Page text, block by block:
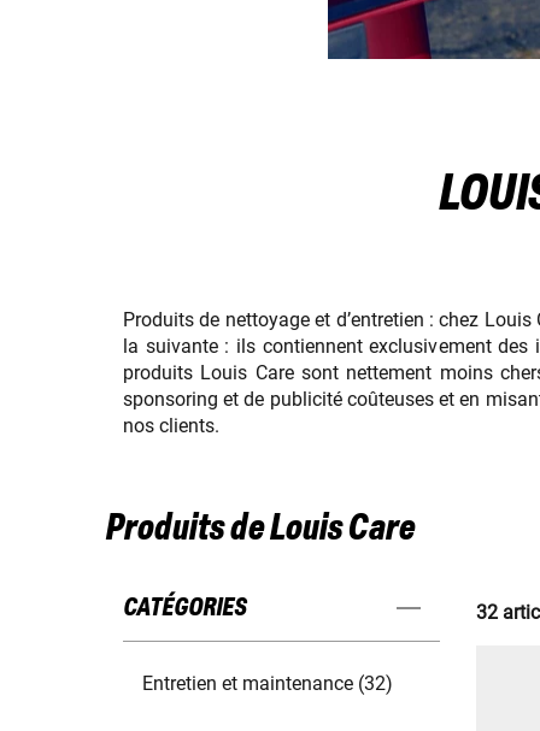
Produits de nettoyage et d’entretien : chez
la suivante : ils contiennent exclusivement des
produits Louis Care sont nettement moins
sponsoring et de publicité coûteuses et en
nos clients.
Produits de Louis Care
CATÉGORIES
Entretien et maintenance (32)
32